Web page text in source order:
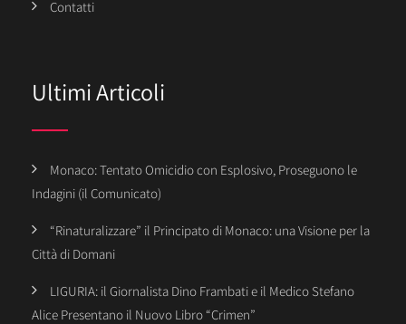
Contatti
Ultimi Articoli
Monaco: Tentato Omicidio con Esplosivo, Proseguono le
Indagini (il Comunicato)
“Rinaturalizzare” il Principato di Monaco: una Visione per la
Città di Domani
LIGURIA: il Giornalista Dino Frambati e il Medico Stefano
Alice Presentano il Nuovo Libro “Crimen”